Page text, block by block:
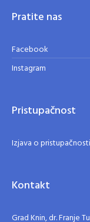
Pratite nas
Facebook
Instagram
Pristupačnost
Izjava o pristupačnosti
Kontakt
Grad Knin, dr. Franje